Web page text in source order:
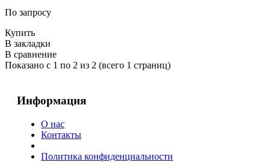
По запросу
Купить
В закладки
В сравнение
Показано с 1 по 2 из 2 (всего 1 страниц)
Информация
О нас
Контакты
Политика конфиденциальности